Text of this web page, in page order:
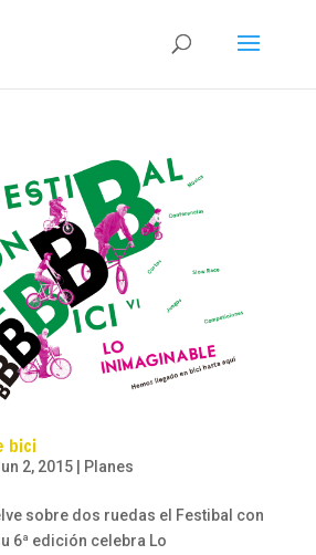
bici
2, 2015| Planes
sobre dos ruedas el Festibal con
6ª edición celebra Lo